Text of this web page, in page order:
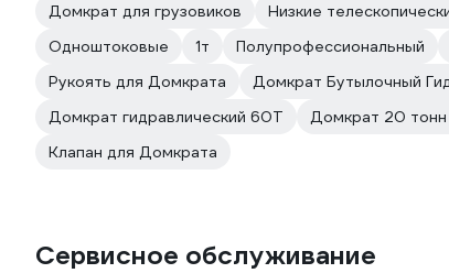
Домкрат для грузовиков
Низкие
Одноштоковые
1т Полупрофессиональный
Рукоять для Домкрата
Домкрат Бутылочный
Домкрат гидравлический 60Т
Домкрат 20 тонн
Клапан для Домкрата
Сервисное обслуживание